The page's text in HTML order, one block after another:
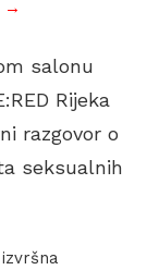
→
salonu
Rijeka
razgovor o
seksualnih